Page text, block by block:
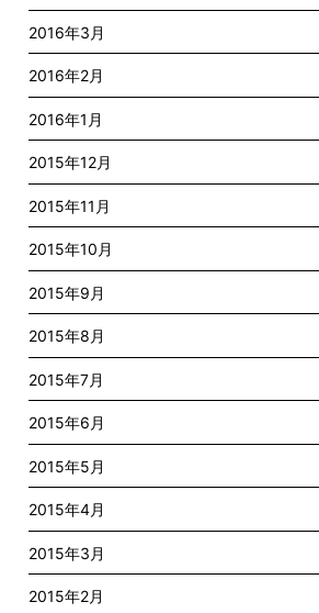
2016年3月
2016年2月
2016年1月
2015年12月
2015年11月
2015年10月
2015年9月
2015年8月
2015年7月
2015年6月
2015年5月
2015年4月
2015年3月
2015年2月